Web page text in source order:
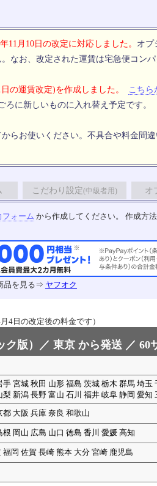
11月10日の改定に対応しました。 オプ
なお、改定された運賃は宅急便コンパ
の運賃改定)を作成しました。 こちら
ろに新しいものに入れ替え予定です。
らお使いください。不具合や料金間
こだわり設定(中級者用) オ
フォーム から作成してください。 作成方
品を見る⇒ ヤフオク
4日の改定後の料金です）
ク版）／ 東京 から発送 ／ 60
手 宮城 秋田 山形 福島 茨城 栃木 群馬 埼玉
梨 新潟 長野 富山 石川 福井 岐阜 静岡 愛知
都 大阪 兵庫 奈良 和歌山
根 岡山 広島 山口 徳島 香川 愛媛 高知
福岡 佐賀 長崎 熊本 大分 宮崎 鹿児島